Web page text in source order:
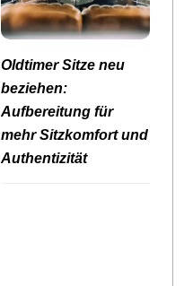
Oldtimer Sitze neu
beziehen:
Aufbereitung für
mehr Sitzkomfort und
Authentizität